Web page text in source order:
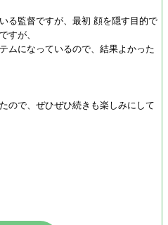
る監督ですが、最初 顔を隠す目的で
すが、
ムになっているので、結果よかった
ので、ぜひぜひ続きも楽しみにして